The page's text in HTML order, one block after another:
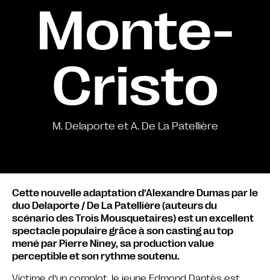
Monte-
Cristo
M. Delaporte et A. De La Patellière
Cette nouvelle adaptation d’Alexandre Dumas par le
duo Delaporte / De La Patellière (auteurs du
scénario des Trois Mousquetaires) est un excellent
spectacle populaire grâce à son casting au top
mené par Pierre Niney, sa production value
perceptible et son rythme soutenu.